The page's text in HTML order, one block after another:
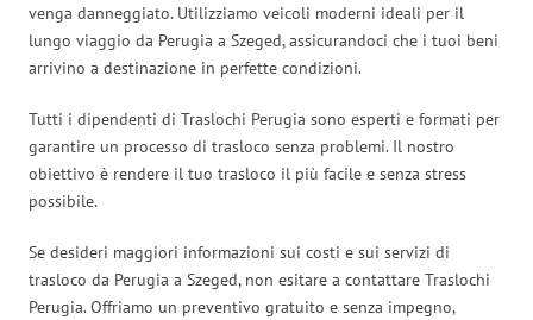
venga danneggiato. Utilizziamo veicoli moderni ideali per il
lungo viaggio da Perugia a Szeged, assicurandoci che i tuoi beni
arrivino a destinazione in perfette condizioni.
Tutti i dipendenti di Traslochi Perugia sono esperti e formati per
garantire un processo di trasloco senza problemi. Il nostro
obiettivo è rendere il tuo trasloco il più facile e senza stress
possibile.
Se desideri maggiori informazioni sui costi e sui servizi di
trasloco da Perugia a Szeged, non esitare a contattare Traslochi
Perugia. Offriamo un preventivo gratuito e senza impegno,